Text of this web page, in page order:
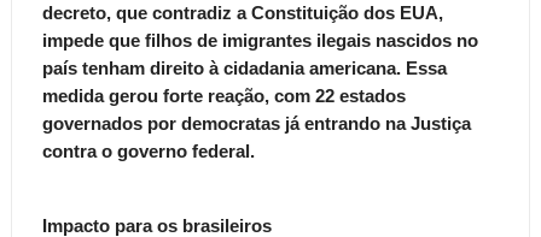
decreto, que contradiz a Constituição dos EUA,
impede que filhos de imigrantes ilegais nascidos no
país tenham direito à cidadania americana. Essa
medida gerou forte reação, com 22 estados
governados por democratas já entrando na Justiça
contra o governo federal.
Impacto para os brasileiros